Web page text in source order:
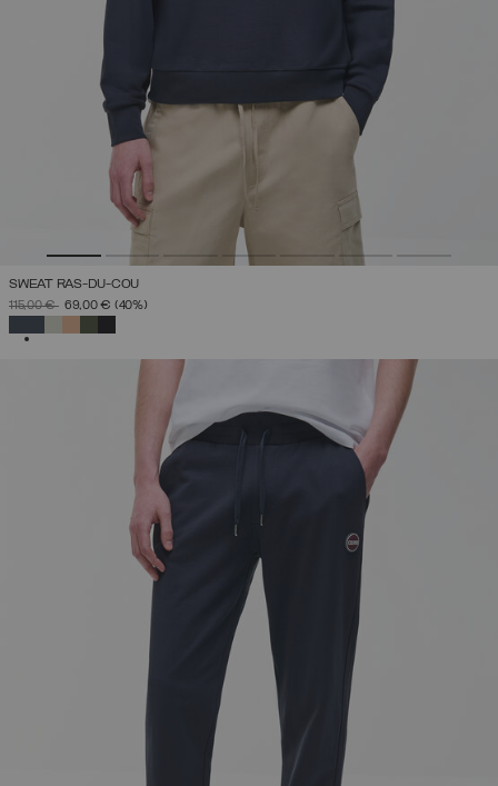
SWEAT RAS-DU-COU
PRIX RÉDUIT DE
115,00 €À69,00 € (40%)